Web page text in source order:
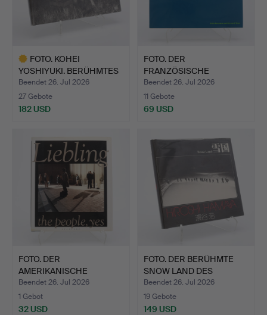
FOTO. KOHEI
YOSHIYUKI. BERÜHMTES
THE PARK …
Beendet 26. Jul 2026
27 Gebote
182 USD
Objekt
FOTO. DER
FRANZÖSISCHE
FOTOGRAF HENRI CART…
Beendet 26. Jul 2026
11 Gebote
69 USD
FOTO. DER
AMERIKANISCHE
FOTOGRAF JEROME LI…
Beendet 26. Jul 2026
1 Gebot
32 USD
FOTO. DER BERÜHMTE
SNOW LAND DES
JAPANISCH…
Beendet 26. Jul 2026
19 Gebote
149 USD